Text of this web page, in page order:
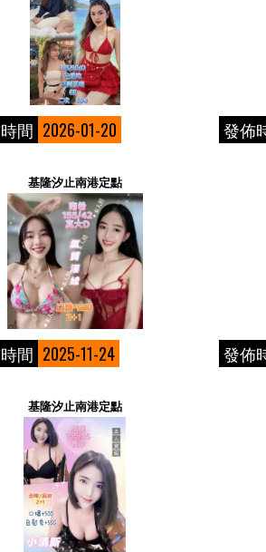
間 2026-01-20 發佈
基隆汐止南港定點
間 2025-11-24 發佈
基隆汐止南港定點